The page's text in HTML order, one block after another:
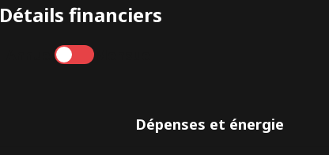
Détails financiers
Annuel
Dépenses et énergie